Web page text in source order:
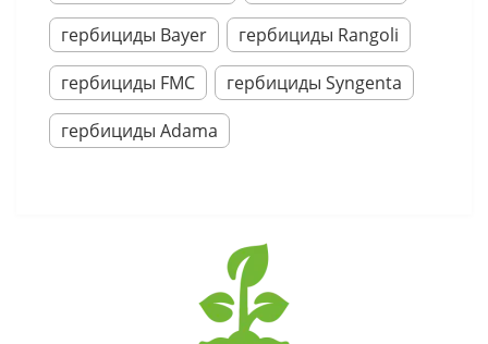
гербициды Bayer
гербициды Rangoli
гербициды FMC
гербициды Syngenta
гербициды Adama